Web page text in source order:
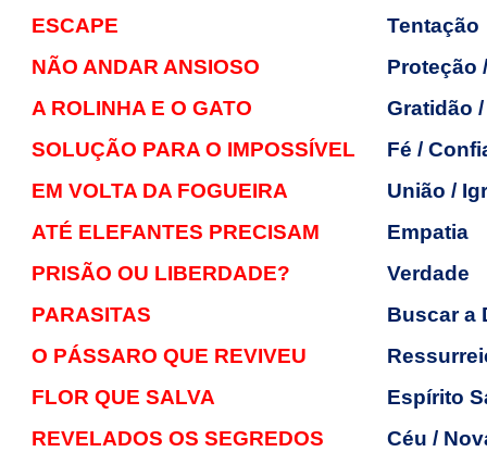
ESCAPE
Tentação
NÃO ANDAR ANSIOSO
Proteção
A ROLINHA E O GATO
Gratidão
SOLUÇÃO PARA O IMPOSSÍVEL
Fé /
EM VOLTA DA FOGUEIRA
União /
ATÉ ELEFANTES PRECISAM
Empatia
PRISÃO OU LIBERDADE?
Verdade
PARASITAS
Buscar a
O PÁSSARO QUE REVIVEU
FLOR QUE SALVA
Espírito
REVELADOS OS SEGREDOS
Céu /